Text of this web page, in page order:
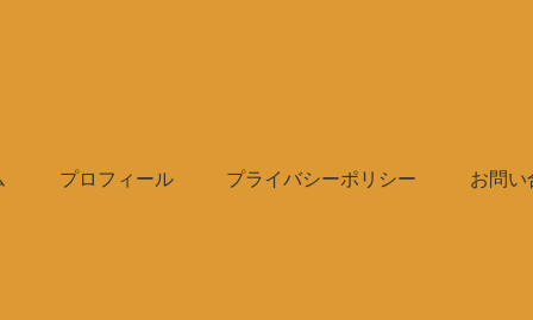
プロフィール プライバシーポリシー お問い